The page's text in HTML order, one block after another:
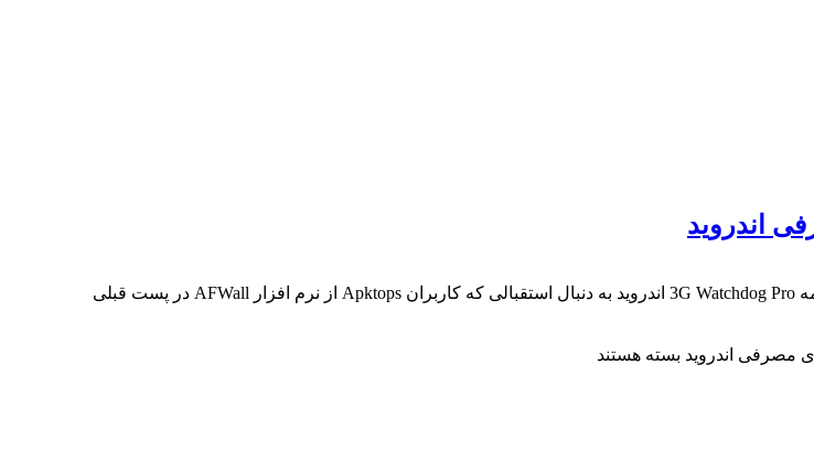
3G Watchdog Pro v1.26.21 دانلود نرم افزار کنترل دیتای مصرفی اندروید جدیدترین نسخه برنامه 3G Watchdog Pro اندروید به دنبال استقبالی که کاربران Apktops از نرم افزار AFWall در پست قبلی
بسته هستند